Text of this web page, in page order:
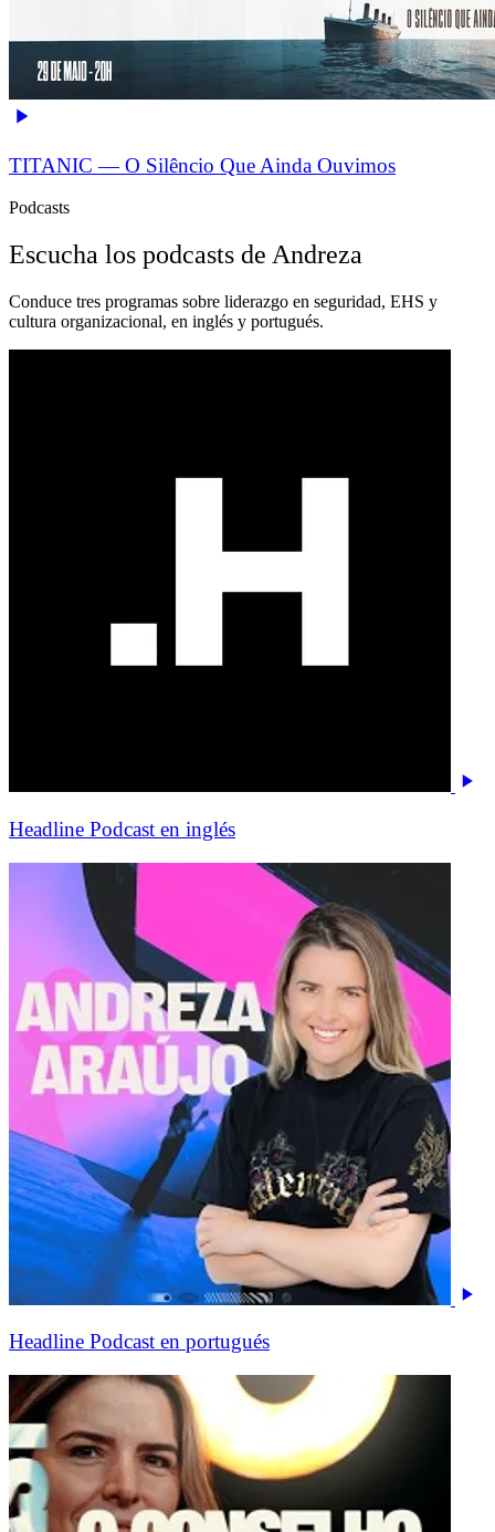
TITANIC — O Silêncio Que Ainda Ouvimos
Podcasts
Escucha los podcasts de Andreza
Conduce tres programas sobre liderazgo en seguridad, EHS y
cultura organizacional, en inglés y portugués.
Headline Podcast en inglés
Headline Podcast en portugués